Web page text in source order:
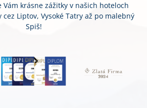
krásne zážitky v našich hoteloch
cez Liptov, Vysoké Tatry až po malebný
Spiš!